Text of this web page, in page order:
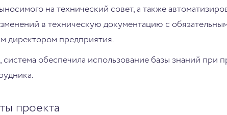
на технический совет, а также
в техническую документацию с
директором предприятия.
система обеспечила использование базы знаний при
проекта